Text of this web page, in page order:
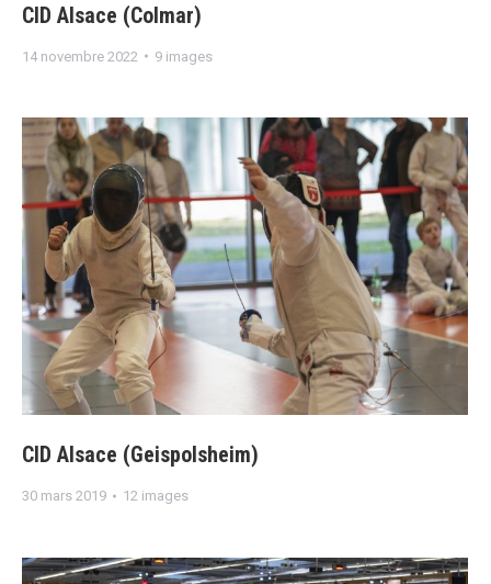
CID Alsace (Colmar)
14 novembre 2022 9 images
CID Alsace (Geispolsheim)
30 mars 2019 12 images